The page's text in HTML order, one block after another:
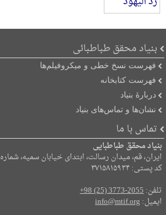
بنیاد محقق طباطبائی
فهرست نسخ خطی و میکروفیلم‌ها
فهرست کتابخانه
دربارۀ بنیاد
نشان‌ها و تماس‌های بنیاد
تماس با ما
بنیاد محقق طباطبایی
ایران، قم، میدان رسالت، ابتدای خیابان سمیه، شماره ۱۵.
کد پستی: ۳۷۱۵۸۱۵۹۳۴
تلفن:+98 (25) 3773-2055
ایمیل:info@mtif.org